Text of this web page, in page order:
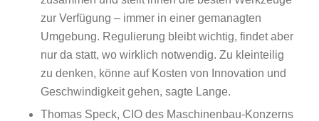
zur Verfügung – immer in einer gemanagten
Umgebung. Regulierung bleibt wichtig, findet aber
nur da statt, wo wirklich notwendig. Zu kleinteilig
zu denken, könne auf Kosten von Innovation und
Geschwindigkeit gehen, sagte Lange.
Thomas Speck, CIO des Maschinenbau-Konzerns